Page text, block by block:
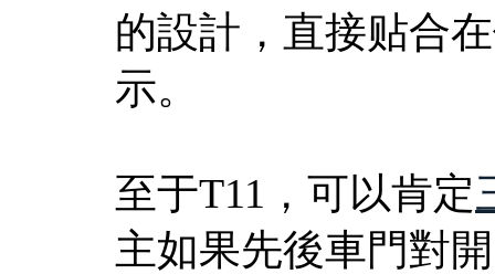
的設計，直接贴合
示。
至于T11，可以肯定
主如果先後車門對